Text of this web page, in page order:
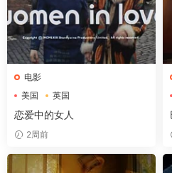
电影
美国
英国
恋爱中的女人
2周前